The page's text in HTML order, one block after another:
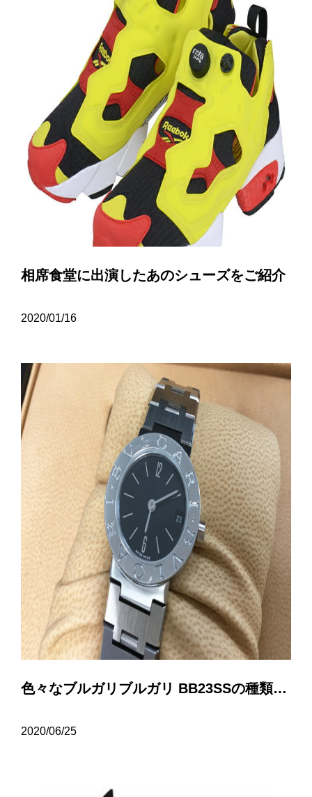
相席食堂に出演したあのシューズをご紹介
2020/01/16
色々なブルガリブルガリ BB23SSの種類について…
2020/06/25